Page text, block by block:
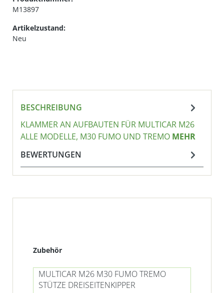
M13897
Artikelzustand:
Neu
BESCHREIBUNG
KLAMMER AN AUFBAUTEN FÜR MULTICAR M26
ALLE MODELLE, M30 FUMO UND TREMO MEHR
BEWERTUNGEN
Produktgalerie überspringen
Zubehör
MULTICAR M26 M30 FUMO TREMO
STÜTZE DREISEITENKIPPER